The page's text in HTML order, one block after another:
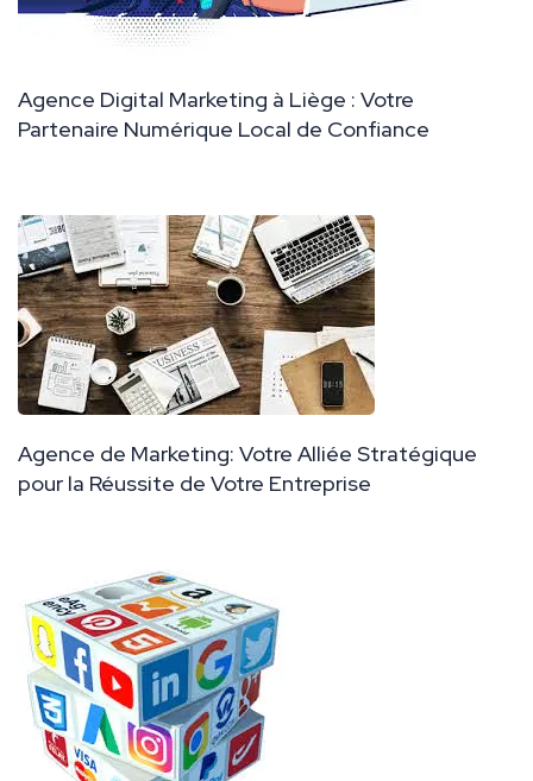
Agence Digital Marketing à Liège : Votre
Partenaire Numérique Local de Confiance
Agence de Marketing: Votre Alliée Stratégique
pour la Réussite de Votre Entreprise